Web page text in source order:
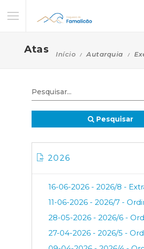
Atas Início Autarquia
Pesquisar
2026
16-06-2026 - 2026/8 -
11-06-2026 - 2026/7 -
28-05-2026 - 2026/6 -
27-04-2026 - 2026/5 -